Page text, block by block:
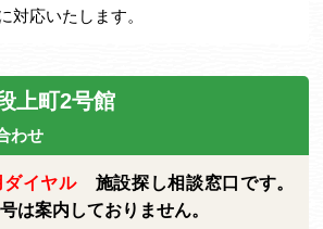
対応いたします。
上町2号館
わせ
ダイヤル施設探し相談窓口です。
は案内しておりません。